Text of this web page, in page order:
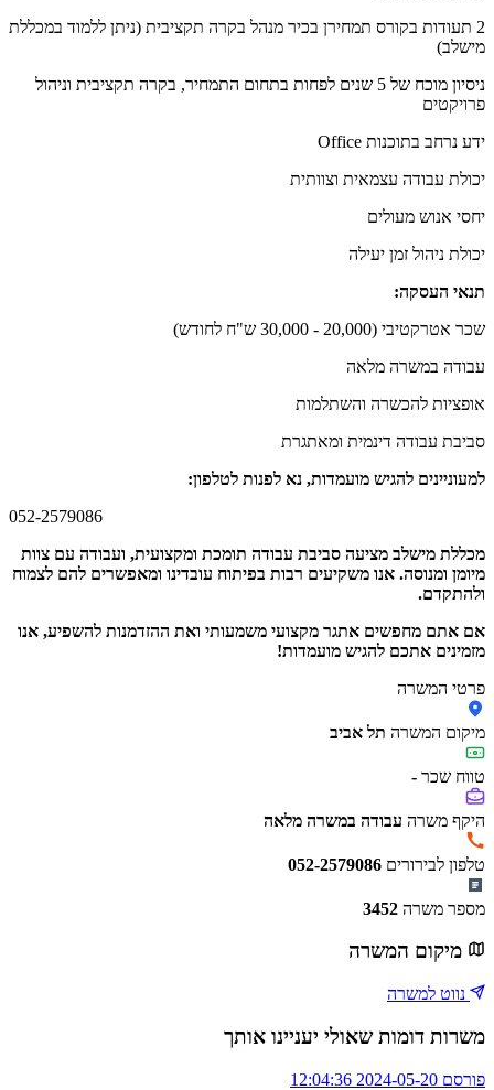
2 תעודות בקורס תמחירן בכיר מנהל בקרה תקציבית (ניתן ללמוד במכללת
מישלב)
ניסיון מוכח של 5 שנים לפחות בתחום התמחיר, בקרה תקציבית וניהול
פרויקטים
ידע נרחב בתוכנות Office
יכולת עבודה עצמאית וצוותית
יחסי אנוש מעולים
יכולת ניהול זמן יעילה
תנאי העסקה:
שכר אטרקטיבי (20,000 - 30,000 ש"ח לחודש)
עבודה במשרה מלאה
אופציות להכשרה והשתלמות
סביבת עבודה דינמית ומאתגרת
למעוניינים להגיש מועמדות, נא לפנות לטלפון:
052-2579086
מכללת מישלב מציעה סביבת עבודה תומכת ומקצועית, ועבודה עם צוות
מיומן ומנוסה. אנו משקיעים רבות בפיתוח עובדינו ומאפשרים להם לצמוח
ולהתקדם.
אם אתם מחפשים אתגר מקצועי משמעותי ואת ההזדמנות להשפיע, אנו
מזמינים אתכם להגיש מועמדות!
פרטי המשרה
מיקום המשרה תל אביב
טווח שכר -
היקף משרה עבודה במשרה מלאה
טלפון לבירורים 052-2579086
מספר משרה 3452
מיקום המשרה
נווט למשרה
משרות דומות שאולי יעניינו אותך
פורסם 2024-05-20 12:04:36